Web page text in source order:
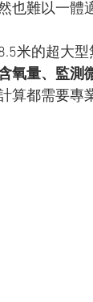
也難以一體
米的超大
氧量、監測
算都需要專